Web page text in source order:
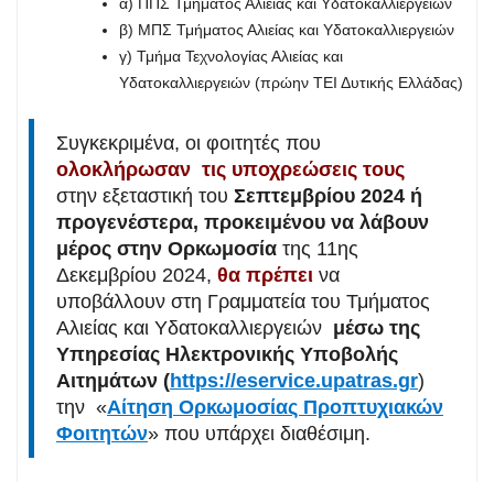
β) ΜΠΣ Τμήματος Αλιείας και Υδατοκαλλιεργειών
γ) Τμήμα Τεχνολογίας Αλιείας και
Υδατοκαλλιεργειών (πρώην ΤΕΙ Δυτικής Ελλάδας)
Συγκεκριμένα, οι φοιτητές που
ολοκλήρωσαν τις υποχρεώσεις τους
στην εξεταστική του Σεπτεμβρίου 2024 ή
προγενέστερα, προκειμένου να λάβουν
μέρος στην Ορκωμοσία της 11ης
Δεκεμβρίου 2024, θα πρέπει να
υποβάλλουν στη Γραμματεία του Τμήματος
Αλιείας και Υδατοκαλλιεργειών μέσω της
Υπηρεσίας Ηλεκτρονικής Υποβολής
Αιτημάτων (https://eservice.upatras.gr)
την «Αίτηση Ορκωμοσίας Προπτυχιακών
Φοιτητών» που υπάρχει διαθέσιμη.